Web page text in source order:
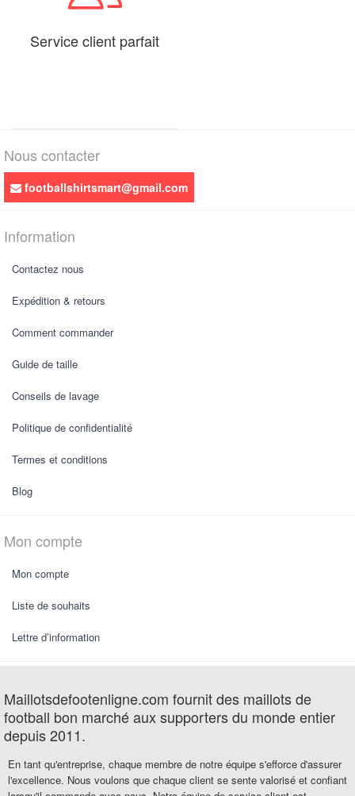
Service client parfait
Nous contacter
footballshirtsmart@gmail.com
Information
Contactez nous
Expédition & retours
Comment commander
Guide de taille
Conseils de lavage
Politique de confidentialité
Termes et conditions
Blog
Mon compte
Mon compte
Liste de souhaits
Lettre d’information
Maillotsdefootenligne.com fournit des maillots de
football bon marché aux supporters du monde entier
depuis 2011.
En tant qu'entreprise, chaque membre de notre équipe s'efforce d'assurer
l'excellence. Nous voulons que chaque client se sente valorisé et confiant